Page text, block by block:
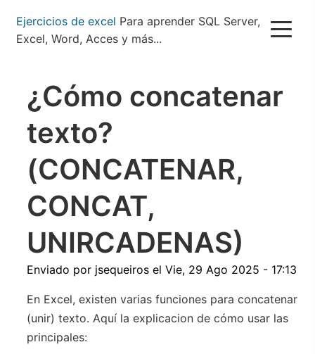
Pasar
contenido
Ejercicios de excel Para aprender SQL Server,
Excel, Word, Acces y más...
¿Cómo concatenar
texto?
(CONCATENAR,
CONCAT,
UNIRCADENAS)
Enviado por jsequeiros el Vie, 29 Ago 2025 - 17:13
En Excel, existen varias funciones para concatenar
(unir) texto. Aquí la explicacion de cómo usar las
principales: